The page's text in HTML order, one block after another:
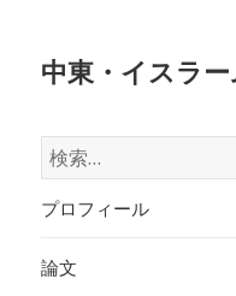
中東・イスラ
検
索:
プロフィール
論文